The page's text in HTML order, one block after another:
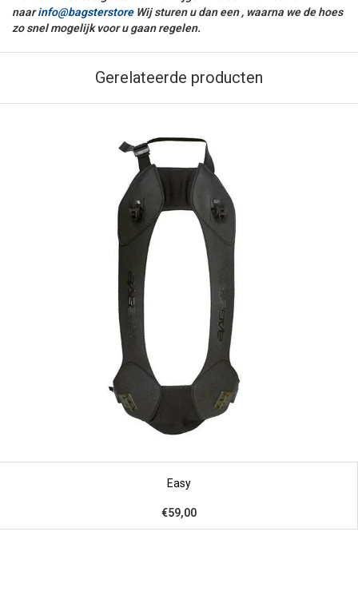
naarinfo@bagsterstoreWij sturen u dan een , waarna we de hoes
zo snel mogelijk voor u gaan regelen.
Gerelateerde producten
Easy
€59,00